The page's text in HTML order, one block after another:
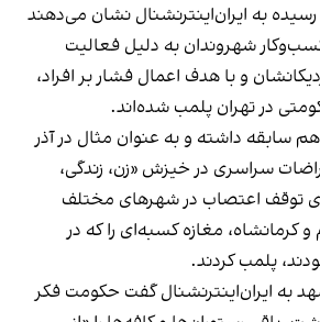
به ایران‌اینترنشنال نشان می‌دهند
شهروندان به دلیل فعالیت
و با هدف اعمال فشار بر افراد،
در تهران پلمب شده‌اند.
سابقه داشته و به عنوان مثال در آذر
سراسری در خیزش «زن، زندگی،
توقف اعتصاب در شهرهای مختلف
و کرمانشاه، مغازه کسبه‌ای را که در
پلمب کردند.
به ایران‌اینترنشنال گفت حکومت فکر